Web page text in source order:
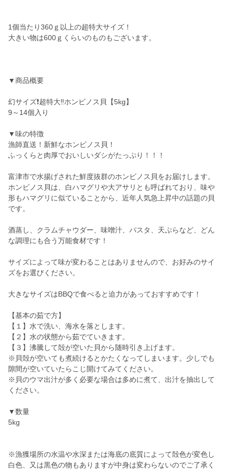
1個当たり360ｇ以上の超特大サイズ！
大きい物は600ｇくらいのものもございます。
▼商品概要
幻サイズ❗️超特大‼️ホンビノス貝【5kg】
9～14個入り
▼味の特徴
漁師直送！新鮮なホンビノス貝！
ふっくらと肉厚でおいしいダシがたっぷり！！！
富津市で水揚げされた鮮度抜群のホンビノス貝をお届けします。
ホンビノス貝は、白ハマグリや大アサリとも呼ばれており、味や
形もハマグリに似ていることから、近年人気急上昇中の話題の貝
です。
酒蒸し、クラムチャウダー、味噌汁、パスタ、天ぷらなど、どん
な調理にも合う万能食材です！
サイズによって味が変わることはありませんので、お好みのサイ
ズをお選びください。
大きなサイズはBBQで食べると迫力があっておすすめです！
【基本の茹で方】
【１】水で洗い、海水を落とします。
【２】水の状態から茹でていきます。
【３】沸騰して殻が空いた貝から随時引き上げます。
※貝殻が空いても煮続けるとかたくなってしまいます。少しでも
隙間が空いていたらこじ開けてみてください。
※貝のウマ出汁が多く必要な場合は多めに煮て、出汁を抽出して
ください。
▼数量
5kg
※漁獲場所の水温や水深または海底の底質によって殻色が変色し
白色、又は黒色の物もありますが中身は変わらないのでご了承く